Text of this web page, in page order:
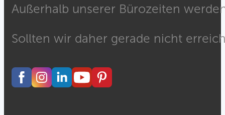
Außerhalb unserer Bürozeiten
Sollten wir daher gerade nicht